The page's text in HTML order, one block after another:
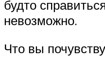
будто
невозможно.
Что вы